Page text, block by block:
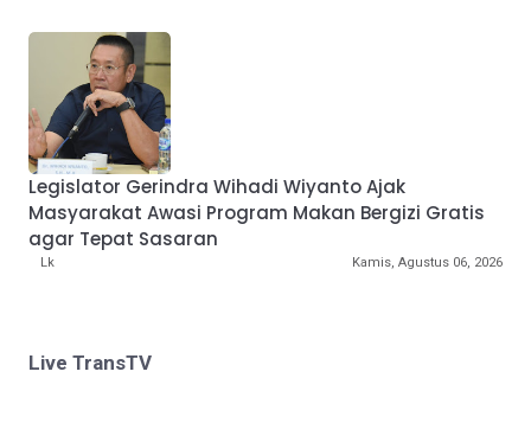
Legislator Gerindra Wihadi Wiyanto Ajak
Masyarakat Awasi Program Makan Bergizi Gratis
agar Tepat Sasaran
Lk Kamis, Agustus 06, 2026
Live TransTV